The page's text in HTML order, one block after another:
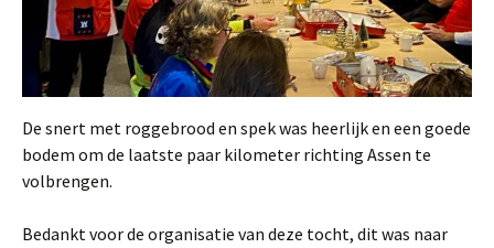
De snert met roggebrood en spek was heerlijk en een goede
bodem om de laatste paar kilometer richting Assen te
volbrengen.
Bedankt voor de organisatie van deze tocht, dit was naar